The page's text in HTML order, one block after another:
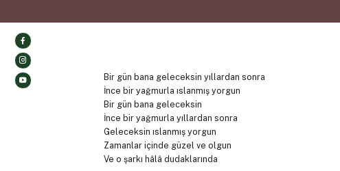
Bir gün bana geleceksin yıllardan sonra
İnce bir yağmurla ıslanmış yorgun
Bir gün bana geleceksin
İnce bir yağmurla yıllardan sonra
Geleceksin ıslanmış yorgun
Zamanlar içinde güzel ve olgun
Ve o şarkı hâlâ dudaklarında